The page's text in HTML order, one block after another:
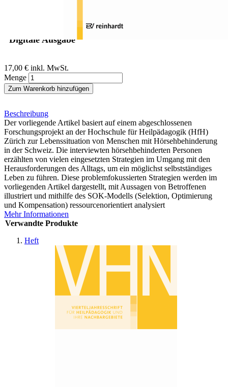
Digitale Ausgabe
17,00 € inkl. MwSt.
Menge
Zum Warenkorb hinzufügen
Beschreibung
Der vorliegende Artikel basiert auf einem abgeschlossenen
Forschungsprojekt an der Hochschule für Heilpädagogik (HfH)
Zürich zur Lebenssituation von Menschen mit Hörsehbehinderung
in der Schweiz. Die interviewten hörsehbehinderten Personen
erzählten von vielen eingesetzten Strategien im Umgang mit den
Herausforderungen des Alltags, um ein möglichst selbstständiges
Leben zu führen. Diese problemfokussierten Strategien werden im
vorliegenden Artikel dargestellt, mit Aussagen von Betroffenen
illustriert und mithilfe des SOK-Modells (Selektion, Optimierung
und Kompensation) ressourcenorientiert analysiert
Mehr Informationen
Verwandte Produkte
Heft